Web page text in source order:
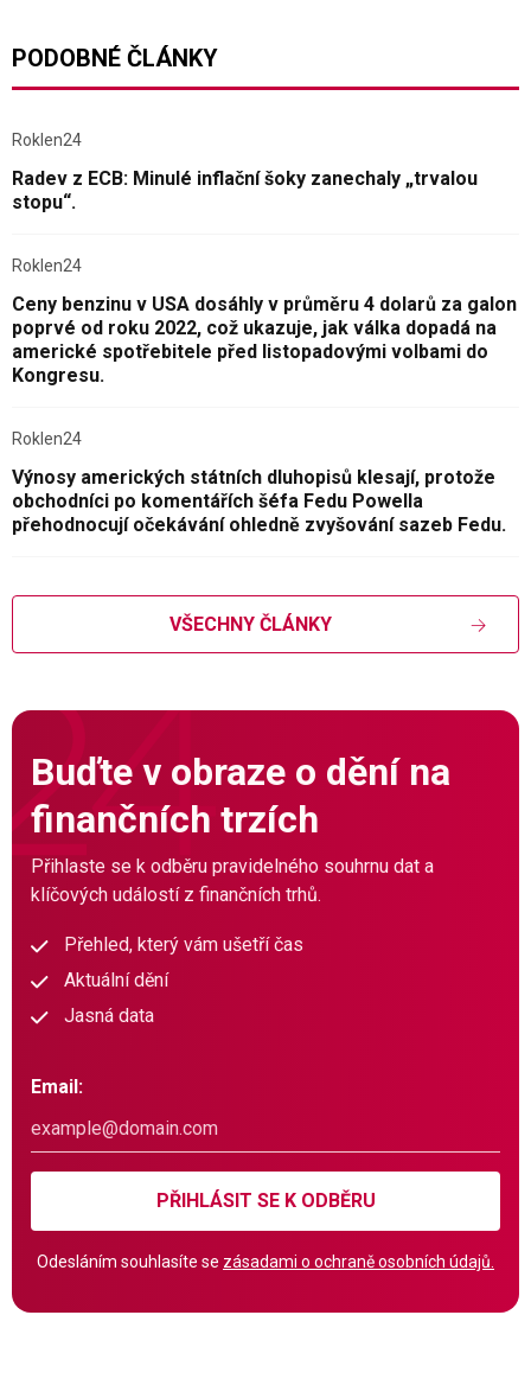
PODOBNÉ ČLÁNKY
Roklen24
Radev z ECB: Minulé inflační šoky zanechaly „trvalou
stopu“.
Roklen24
Ceny benzinu v USA dosáhly v průměru 4 dolarů za galon
poprvé od roku 2022, což ukazuje, jak válka dopadá na
americké spotřebitele před listopadovými volbami do
Kongresu.
Roklen24
Výnosy amerických státních dluhopisů klesají, protože
obchodníci po komentářích šéfa Fedu Powella
přehodnocují očekávání ohledně zvyšování sazeb Fedu.
VŠECHNY ČLÁNKY
Buďte v obraze o dění na
finančních trzích
Přihlaste se k odběru pravidelného souhrnu dat a
klíčových událostí z finančních trhů.
Přehled, který vám ušetří čas
Aktuální dění
Jasná data
Email:
PŘIHLÁSIT SE K ODBĚRU
Odesláním souhlasíte se zásadami o ochraně osobních údajů.